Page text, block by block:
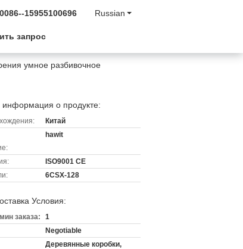
Russian
0086--15955100696
запрос
умное разбивочное
о продукте:
Китай
hawit
ISO9001 CE
6CSX-128
Условия:
заказа:
1
Negotiable
Деревянные коробки,